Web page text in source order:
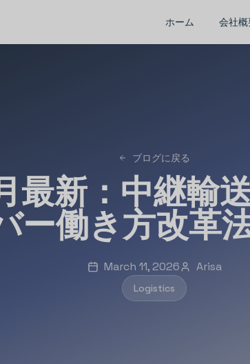
ホーム 会社概
ブログに戻る
最新：中継輸
ー働き方改革
March 11, 2026 Arisa
Logistics